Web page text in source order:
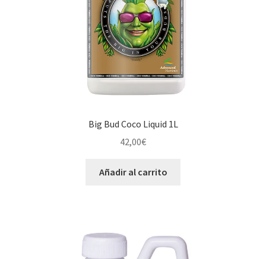
Big Bud Coco Liquid 1L
42,00€
Añadir al carrito